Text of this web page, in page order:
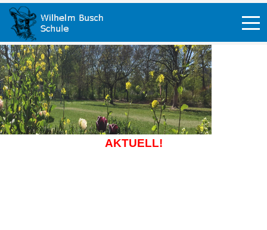
Off-
AKTUELL!